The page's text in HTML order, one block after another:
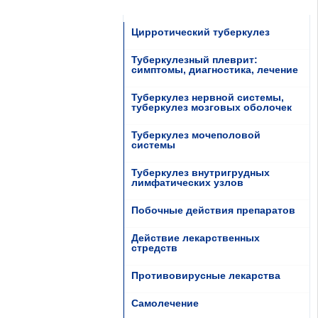
Цирротический туберкулез
Туберкулезный плеврит:
симптомы, диагностика, лечение
Туберкулез нервной системы,
туберкулез мозговых оболочек
Туберкулез мочеполовой
системы
Туберкулез внутригрудных
лимфатических узлов
Побочные действия препаратов
Действие лекарственных
стредств
Противовирусные лекарства
Самолечение